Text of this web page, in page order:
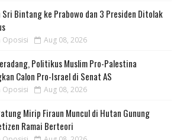
Bintang ke Prabowo dan 3 Presiden Ditolak
Oposisi Aug 08, 2026
Politikus Muslim Pro-Palestina
Calon Pro-Israel di Senat AS
Oposisi Aug 08, 2026
Mirip Firaun Muncul di Hutan Gunung
Ramai Berteori